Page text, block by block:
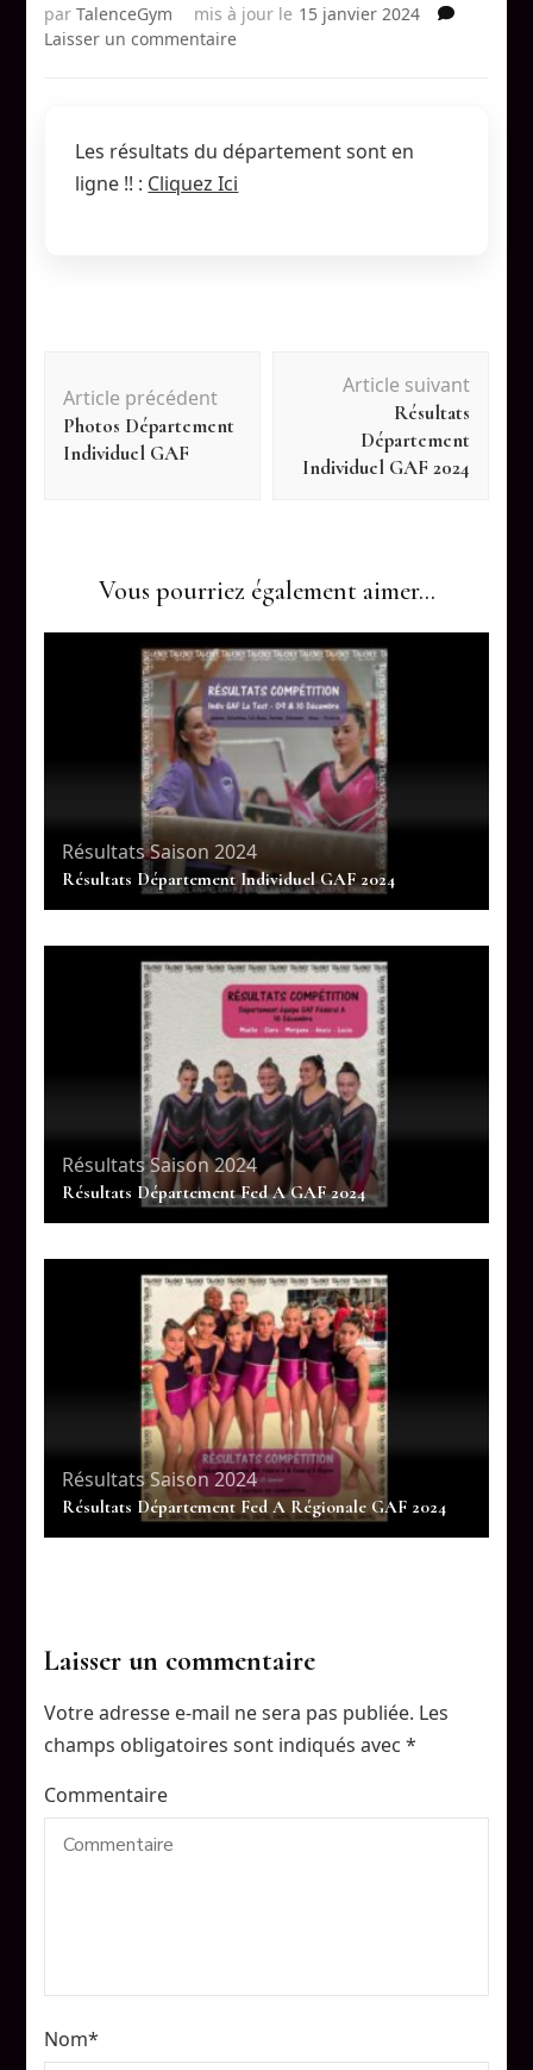
parTalenceGym mis à jour le 15 janvier 2024
Laisser un commentairesur
Les résultats du département sont en
ligne !! : Cliquez Ici
d'article
Article précédent
Photos Département
Individuel GAF
Article suivant
Résultats
Département
Individuel GAF 2024
Vous pourriez également aimer...
Résultats Saison 2024
Résultats Département Individuel GAF 2024
Résultats Saison 2024
Résultats Département Fed A GAF 2024
Résultats Saison 2024
Résultats Département Fed A Régionale GAF 2024
Laisser un commentaire
Votre adresse e-mail ne sera pas publiée. Les
champs obligatoires sont indiqués avec*
Commentaire
Nom*